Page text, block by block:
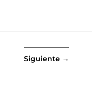
Siguiente →